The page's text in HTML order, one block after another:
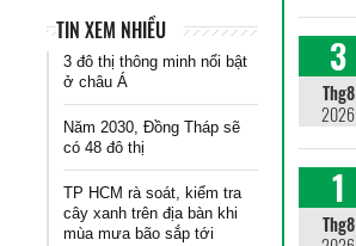
TIN XEM NHIỀU
3 đô thị thông minh nổi bật
ở châu Á
Năm 2030, Đồng Tháp sẽ
có 48 đô thị
TP HCM rà soát, kiểm tra
cây xanh trên địa bàn khi
mùa mưa bão sắp tới
3
Thg8
2026
1
Thg8